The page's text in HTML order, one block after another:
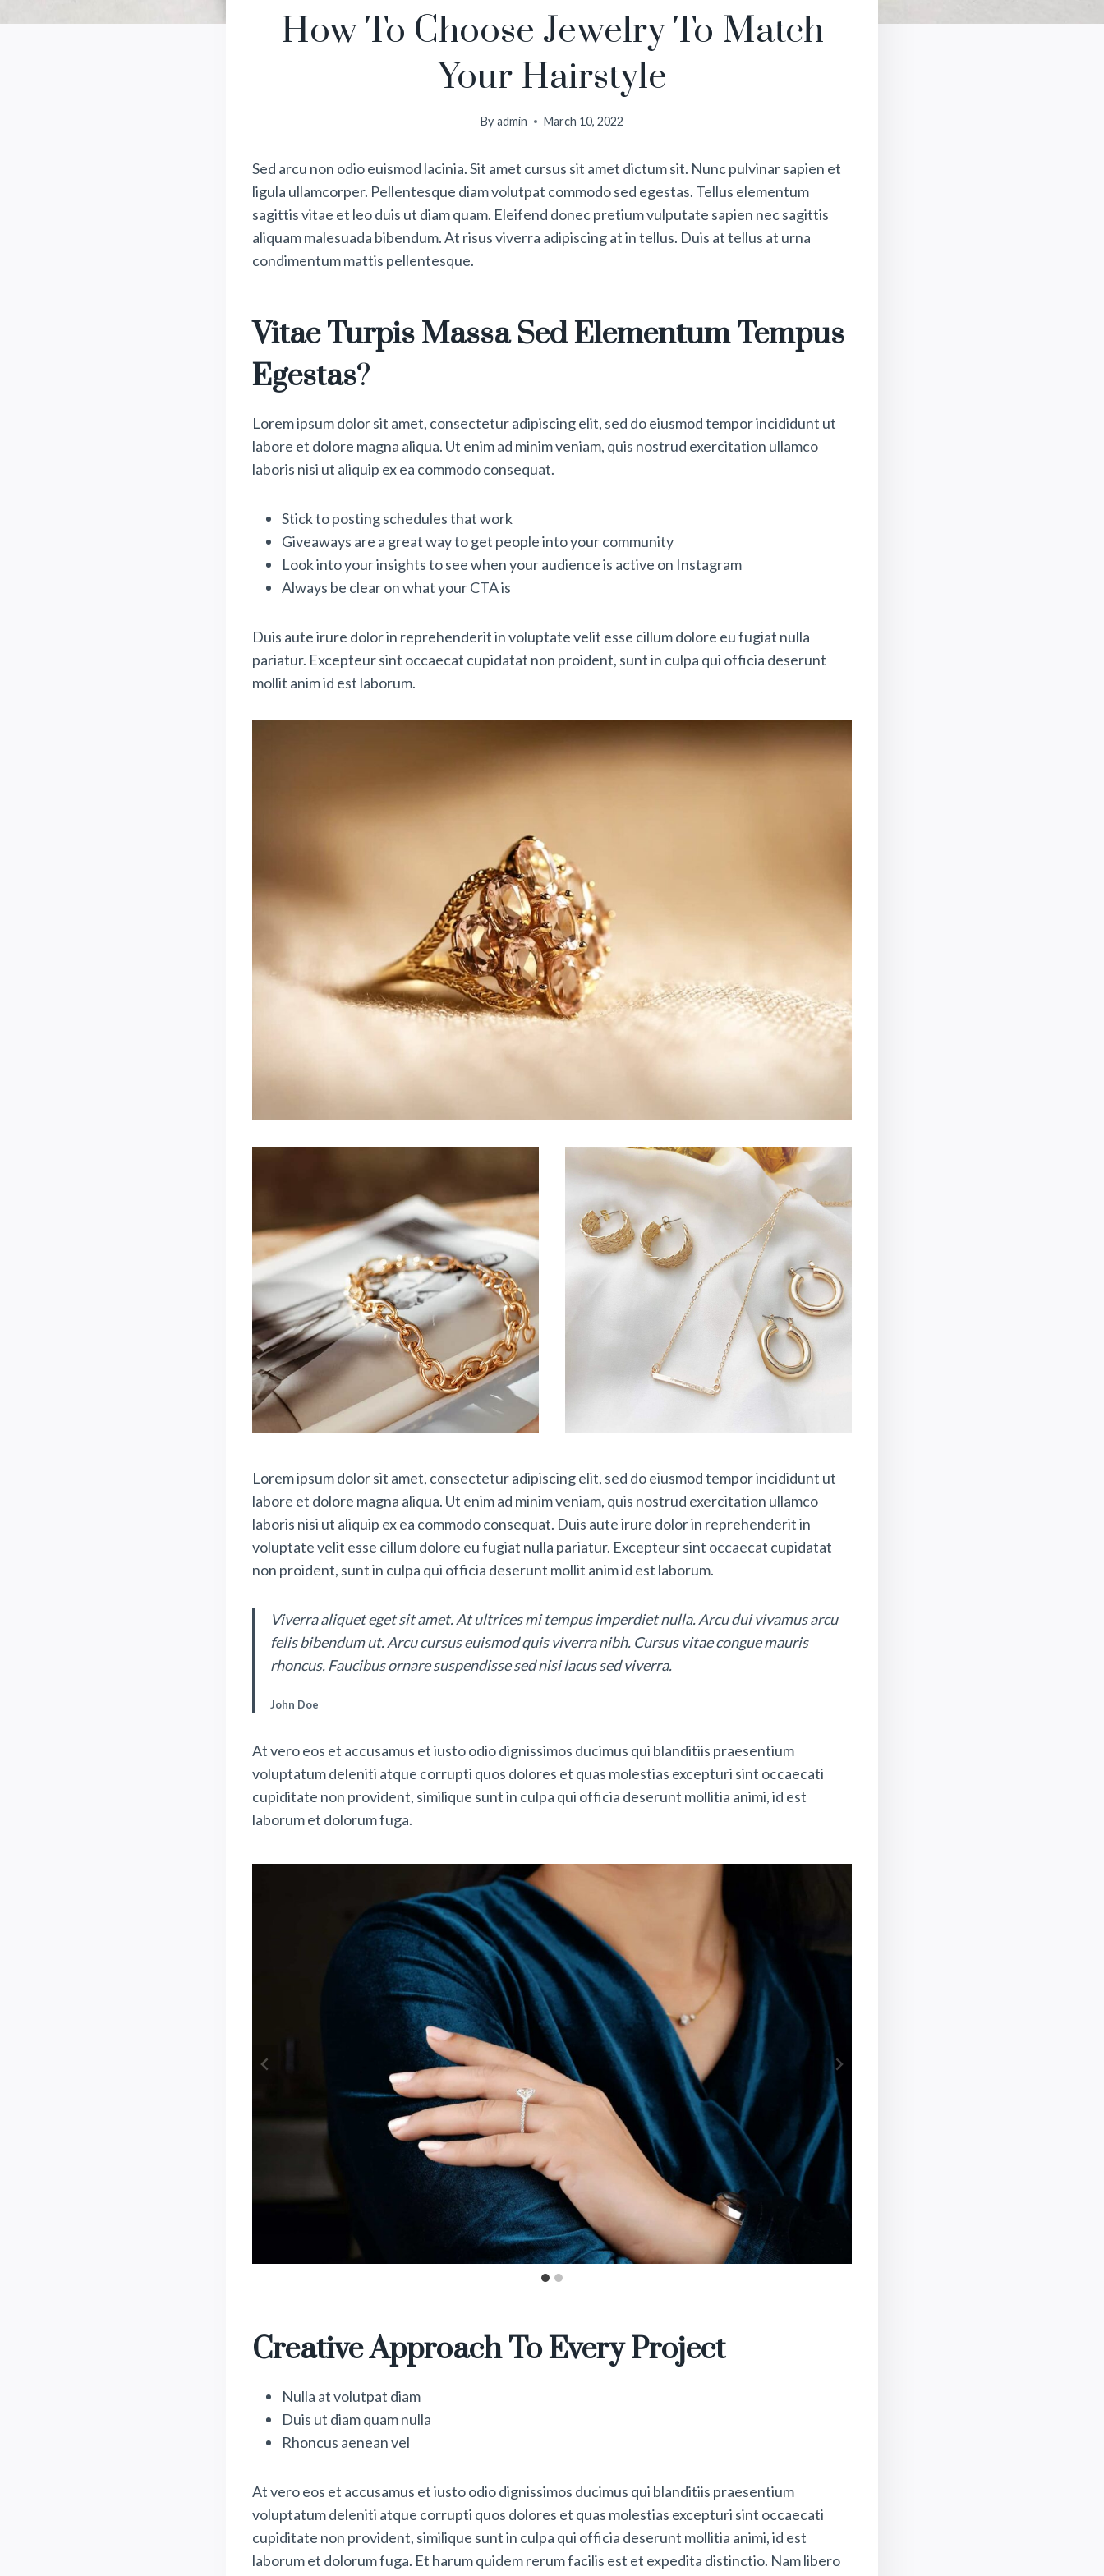
How To Choose Jewelry To Match
Your Hairstyle
By admin March 10, 2022
Sed arcu non odio euismod lacinia. Sit amet cursus sit amet dictum sit. Nunc pulvinar sapien et
ligula ullamcorper. Pellentesque diam volutpat commodo sed egestas. Tellus elementum
sagittis vitae et leo duis ut diam quam. Eleifend donec pretium vulputate sapien nec sagittis
aliquam malesuada bibendum. At risus viverra adipiscing at in tellus. Duis at tellus at urna
condimentum mattis pellentesque.
Vitae Turpis Massa Sed Elementum Tempus
Egestas?
Lorem ipsum dolor sit amet, consectetur adipiscing elit, sed do eiusmod tempor incididunt ut
labore et dolore magna aliqua. Ut enim ad minim veniam, quis nostrud exercitation ullamco
laboris nisi ut aliquip ex ea commodo consequat.
Stick to posting schedules that work
Giveaways are a great way to get people into your community
Look into your insights to see when your audience is active on Instagram
Always be clear on what your CTA is
Duis aute irure dolor in reprehenderit in voluptate velit esse cillum dolore eu fugiat nulla
pariatur. Excepteur sint occaecat cupidatat non proident, sunt in culpa qui officia deserunt
mollit anim id est laborum.
Lorem ipsum dolor sit amet, consectetur adipiscing elit, sed do eiusmod tempor incididunt ut
labore et dolore magna aliqua. Ut enim ad minim veniam, quis nostrud exercitation ullamco
laboris nisi ut aliquip ex ea commodo consequat. Duis aute irure dolor in reprehenderit in
voluptate velit esse cillum dolore eu fugiat nulla pariatur. Excepteur sint occaecat cupidatat
non proident, sunt in culpa qui officia deserunt mollit anim id est laborum.
Viverra aliquet eget sit amet. At ultrices mi tempus imperdiet nulla. Arcu dui vivamus arcu
felis bibendum ut. Arcu cursus euismod quis viverra nibh. Cursus vitae congue mauris
rhoncus. Faucibus ornare suspendisse sed nisi lacus sed viverra.
John Doe
At vero eos et accusamus et iusto odio dignissimos ducimus qui blanditiis praesentium
voluptatum deleniti atque corrupti quos dolores et quas molestias excepturi sint occaecati
cupiditate non provident, similique sunt in culpa qui officia deserunt mollitia animi, id est
laborum et dolorum fuga.
Creative Approach To Every Project
Nulla at volutpat diam
Duis ut diam quam nulla
Rhoncus aenean vel
At vero eos et accusamus et iusto odio dignissimos ducimus qui blanditiis praesentium
voluptatum deleniti atque corrupti quos dolores et quas molestias excepturi sint occaecati
cupiditate non provident, similique sunt in culpa qui officia deserunt mollitia animi, id est
laborum et dolorum fuga. Et harum quidem rerum facilis est et expedita distinctio. Nam libero